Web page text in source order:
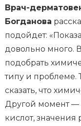
Врач-
Богданова
подойдет:
довольно много.
подобрать
типу и проблеме.
сказать, что
Другой момент —
кислот, значения